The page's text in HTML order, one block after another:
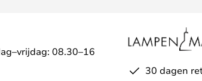
08.30–16
30 dagen